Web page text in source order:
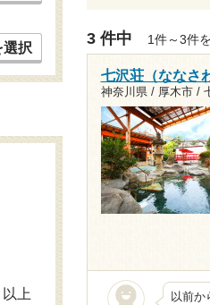
3 件中 1件～3件
七沢荘（ななさ
神奈川県 / 厚木市 /
以前か
択
以上